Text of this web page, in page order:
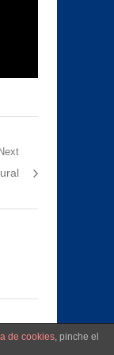
de cookies, pinche el